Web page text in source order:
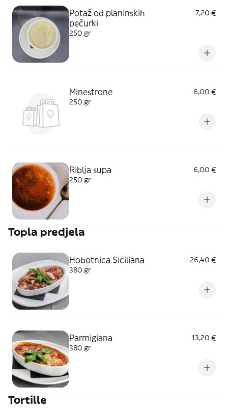
Potaž od planinskih
pečurki
7,20 €
250 gr
Minestrone
6,00 €
250 gr
Riblja supa
6,00 €
250 gr
Topla predjela
Hobotnica Siciliana
26,40 €
380 gr
Parmigiana
13,20 €
380 gr
Tortille